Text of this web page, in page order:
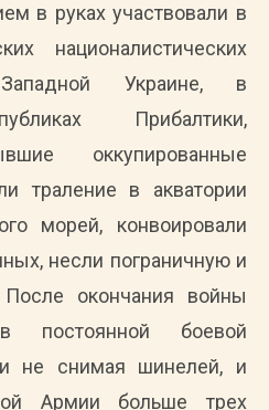
в руках участвовали в
националистических
Украине, в
Прибалтики,
оккупированные
траление в акватории
морей, конвоировали
несли пограничную и
окончания войны
постоянной боевой
не снимая шинелей, и
Армии больше трех